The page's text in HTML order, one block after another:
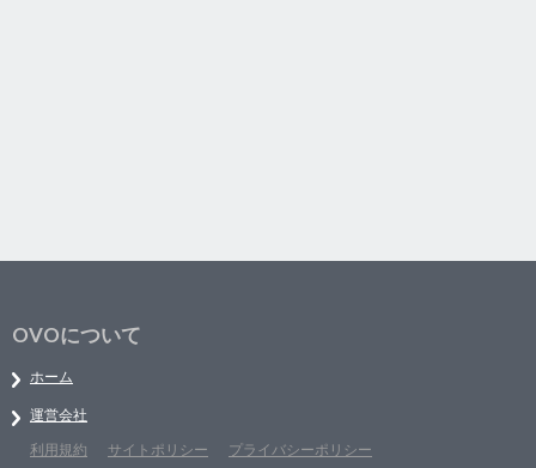
OVOについて
ホーム
運営会社
利用規約
サイトポリシー プライバシーポリシー